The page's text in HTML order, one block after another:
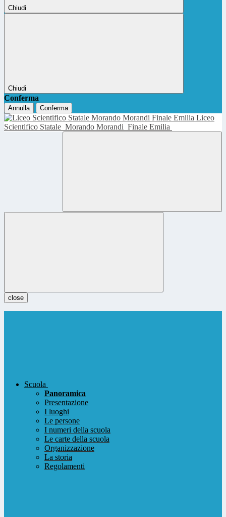
Chiudi
Chiudi
Conferma
Annulla Conferma
Liceo
Scientifico Statale Morando Morandi Finale Emilia
close
Scuola
Panoramica
Presentazione
I luoghi
Le persone
I numeri della scuola
Le carte della scuola
Organizzazione
La storia
Regolamenti